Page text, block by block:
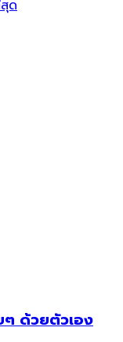
ด
ๆ ด้วยตัวเอง